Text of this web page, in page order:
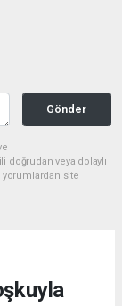
Gönder
doğrudan veya dolaylı
yorumlardan site